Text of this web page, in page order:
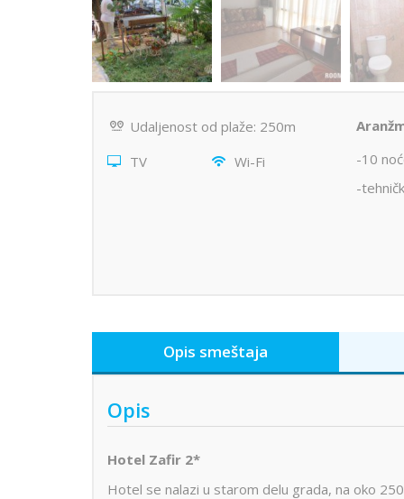
Udaljenost od plaže: 250m
TV
Wi-Fi
-10
-
Opis smeštaja
Opis
Hotel Zafir 2*
Hotel se nalazi u starom delu grada, na oko